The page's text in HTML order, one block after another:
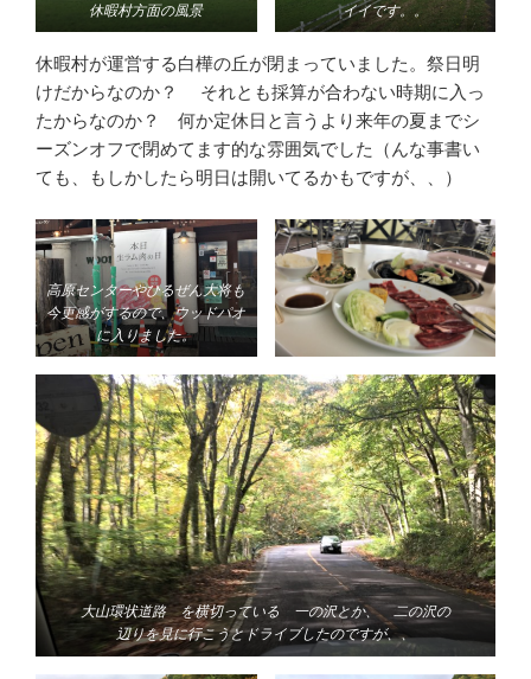
休暇村方面の風景
イイです。。
休暇村が運営する白樺の丘が閉まっていました。祭日明
けだからなのか？ それとも採算が合わない時期に入っ
たからなのか？ 何か定休日と言うより来年の夏までシ
ーズンオフで閉めてます的な雰囲気でした（んな事書い
ても、もしかしたら明日は開いてるかもですが、、）
高原センターやひるぜん大将も
今更感がするので、ウッドパオ
に入りました。
大山環状道路 を横切っている 一の沢とか、 二の沢の
辺りを見に行こうとドライブしたのですが、、